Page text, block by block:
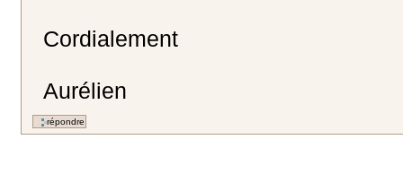
Cordialement
Aurélien